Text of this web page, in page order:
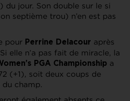
du jour. Son double sur le si
septième trou) n’en est pas
pour Perrine Delacour après
elle n’a pas fait de miracle, la
PGA Championship a
(+1), soit deux coups de
champ.